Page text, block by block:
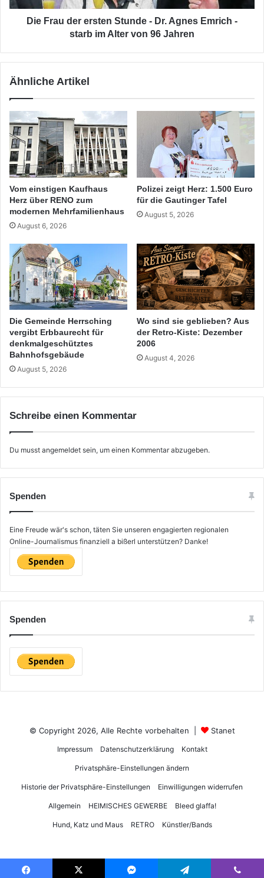
Emrich
96
Die Frau der ersten Stunde - Dr. Agnes Emrich -
starb im Alter von 96 Jahren
Ähnliche Artikel
Vom einstigen Kaufhaus
Herz über RENO zum
modernen Mehrfamilienhaus
August 6, 2026
Polizei zeigt Herz: 1.500 Euro
für die Gautinger Tafel
August 5, 2026
Die Gemeinde Herrsching
vergibt Erbbaurecht für
denkmalgeschütztes
Bahnhofsgebäude
August 5, 2026
Wo sind sie geblieben? Aus
der Retro-Kiste: Dezember
2006
August 4, 2026
Schreibe einen Kommentar
Du musst angemeldet sein, um einen Kommentar abzugeben.
Spenden
Eine Freude wär's schon, täten Sie unseren engagierten regionalen
Online-Journalismus finanziell a bißerl unterstützen? Danke!
Spenden
© Copyright 2026, Alle Rechte vorbehalten | Stanet
Impressum Datenschutzerklärung Kontakt
Privatsphäre-Einstellungen ändern
Historie der Privatsphäre-Einstellungen Einwilligungen widerrufen
Allgemein HEIMISCHES GEWERBE Bleed glaffa!
Hund, Katz und Maus RETRO Künstler/Bands
DSGVO Cookie Consent mit Real Cookie Banner